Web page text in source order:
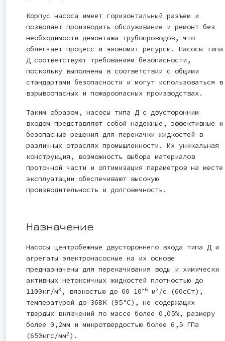
Корпус насоса имеет горизонтальный разъем и
позволяет производить обслуживание и ремонт без
необходимости демонтажа трубопроводов, что
облегчает процесс и экономит ресурсы. Насосы типа
Д соответствуют требованиям безопасности,
поскольку выполнены в соответствии с общими
стандартами безопасности и могут использоваться в
взрывоопасных и пожароопасных производствах.
Таким образом, насосы типа Д с двусторонним
входом представляют собой надежные, эффективные и
безопасные решения для перекачки жидкостей в
различных отраслях промышленности. Их уникальная
конструкция, возможность выбора материалов
проточной части и оптимизация параметров на месте
эксплуатации обеспечивают высокую
производительность и долговечность.
Назначение
Насосы центробежные двустороннего входа типа Д и
агрегаты электронасосные на их основе
предназначены для перекачивания воды и химически
активных нетоксичных жидкостей плотностью до
1100кг/м3 , вязкостью до 60 10-6 м2/с (60сСт),
температурой до 368К (95°С), не содержащих
твердых включений по массе более 0,05%, размеру
более 0,2мм и микротвердостью более 6,5 ГПа
(650кгс/мм2).